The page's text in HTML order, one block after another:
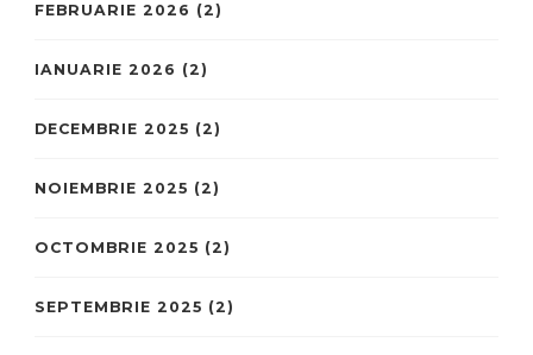
FEBRUARIE 2026 (2)
IANUARIE 2026 (2)
DECEMBRIE 2025 (2)
NOIEMBRIE 2025 (2)
OCTOMBRIE 2025 (2)
SEPTEMBRIE 2025 (2)